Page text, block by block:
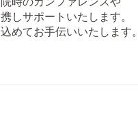
しサポートいたします。
めてお手伝いいたします。